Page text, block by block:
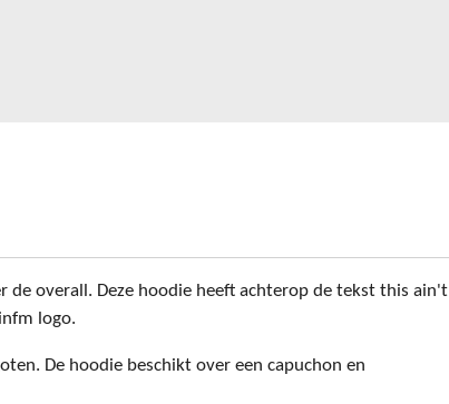
de overall. Deze hoodie heeft achterop de tekst this ain't
logo.
De hoodie beschikt over een capuchon en